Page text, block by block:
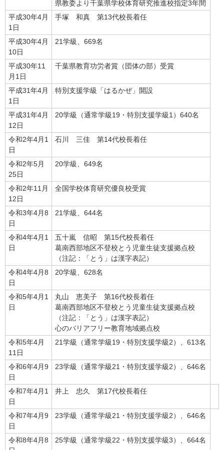
県教委より千葉県学校体育研究推進校指定3年間
平成30年4月
1日
手塚 和真 第13代校長着任
平成30年4月
10日
21学級、669名
平成30年11
月1日
千葉県教育功労者賞（団体の部）受賞
平成31年4月
1日
特別支援学級「はるかぜ」開設
平成31年4月
12日
20学級（通常学級19・特別支援学級1）640名
令和2年4月1
日
石川 三佳 第14代校長着任
令和2年5月
25日
20学級、649名
令和2年11月
12日
全国学校体育研究優良校受賞
令和3年4月8
日
21学級、644名
令和4年4月1
日
五十嵐 信昭 第15代校長着任
葛南西部地区不登校とう児童生徒支援拠点校
（注記：「とう」は漢字表記）
令和4年4月8
日
20学級、628名
令和5年4月1
日
丸山 恵美子 第16代校長着任
葛南西部地区不登校とう児童生徒支援拠点校
（注記：「とう」は漢字表記）
心のバリアフリー教育地域拠点校
令和5年4月
11日
21学級（通常学級19・特別支援学級2）、613名
令和6年4月9
日
23学級（通常学級21・特別支援学級2）、646名
令和7年4月1
日
井上 忠久 第17代校長着任
令和7年4月9
日
23学級（通常学級21・特別支援学級2）、646名
令和8年4月8
25学級（通常学級22・特別支援学級3）、664名